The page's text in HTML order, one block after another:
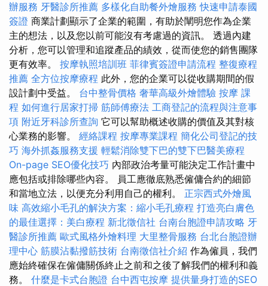
辦服務 牙醫診所推薦 多樣化自助餐外燴服務 快速申請泰國
簽證 商業計劃顯示了企業的範圍，有助於闡明您作為企業
主的想法，以及您以前可能沒有考慮過的資訊。 透過內建
分析，您可以管理和追蹤產品的績效，從而使您的銷售團隊
更有效率。 按摩執照培訓班 菲律賓簽證申請流程 整復療程
推薦 全方位按摩療程 此外，您的企業可以從收購期間的假
設計劃中受益。 台中整骨價格 奢華高級外燴體驗 按摩 課
程 如何進行居家打掃 筋師傅療法 工商登記的流程與注意事
項 附近牙科診所查詢 它可以幫助概述收購的價值及其對核
心業務的影響。 經絡課程 按摩專業課程 簡化公司登記的技
巧 海外抓姦服務支援 輕鬆消除雙下巴的雙下巴醫美療程
On-page SEO優化技巧 內部政治考量可能決定工作計畫中
應包括或排除哪些內容。 員工應徹底熟悉僱傭合約的細節
和當地立法，以便充分利用自己的權利。 正宗西式外燴風
味 高效縮小毛孔的解決方案：縮小毛孔療程 打造亮白膚色
的最佳選擇：美白療程 新北徵信社 台南台胞證申請攻略 牙
醫診所推薦 歐式風格外燴料理 大里整骨服務 台北台胞證辦
理中心 筋膜沾黏撥筋技術 台南徵信社介紹 作為僱員，我們
應始終確保在僱傭關係終止之前和之後了解我們的權利和義
務。 什麼是卡式台胞證 台中西屯按摩 提供量身打造的SEO